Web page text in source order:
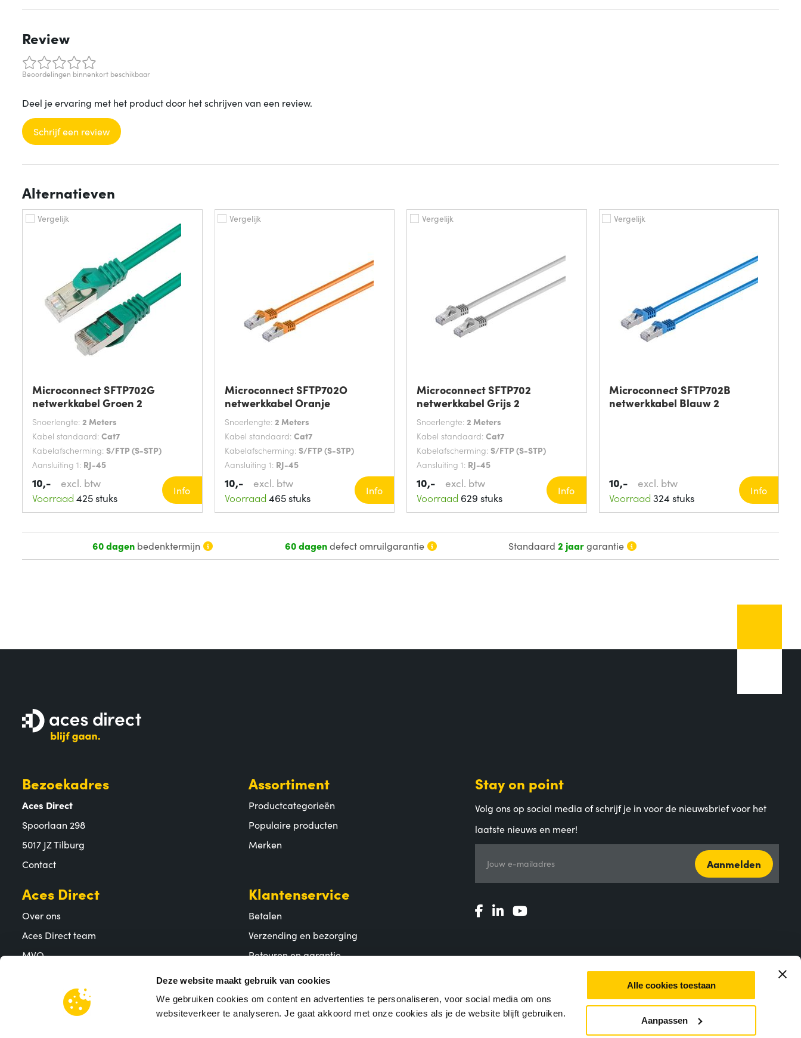
Deze website maakt gebruik van cookies
We gebruiken cookies om content en advertenties te personaliseren, voor social media om ons
websiteverkeer te analyseren. Je gaat akkoord met onze cookies als je de website blijft gebruiken.
Alle cookies toestaan
Aanpassen
Review
Beoordelingen binnenkort beschikbaar
Deel je ervaring met het product door het schrijven van een review.
Schrijf een review
Alternatieven
Vergelijk
Microconnect SFTP702G
netwerkkabel Groen 2
Snoerlengte: 2 Meters
Kabel standaard: Cat7
Kabelafscherming: S/FTP (S-STP)
Aansluiting 1: RJ-45
10,-
excl. btw
Voorraad 425 stuks
Info
Vergelijk
Microconnect SFTP702O
netwerkkabel Oranje
Snoerlengte: 2 Meters
Kabel standaard: Cat7
Kabelafscherming: S/FTP (S-STP)
Aansluiting 1: RJ-45
10,-
excl. btw
Voorraad 465 stuks
Info
Vergelijk
Microconnect SFTP702
netwerkkabel Grijs 2
Snoerlengte: 2 Meters
Kabel standaard: Cat7
Kabelafscherming: S/FTP (S-STP)
Aansluiting 1: RJ-45
10,-
excl. btw
Voorraad 629 stuks
Info
Vergelijk
Microconnect SFTP702B
netwerkkabel Blauw 2
10,-
excl. btw
Voorraad 324 stuks
Info
60 dagenbedenktermijn 60 dagendefect omruilgarantie Standaard2 jaargarantie
Bezoekadres
Aces Direct
Spoorlaan 298
5017 JZ Tilburg
Contact
Assortiment
Productcategorieën
Populaire producten
Merken
Aces Direct
Over ons
Aces Direct team
MVO
Klantenservice
Betalen
Verzending en bezorging
Retouren en garantie
Veelgestelde vragen
Stay on point
Volg ons op social media of schrijf je in voor de nieuwsbrief voor het
laatste nieuws en meer!
Jouw e-mailadres Aanmelden